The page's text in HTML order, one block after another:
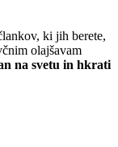
ki jih berete,
olajšavam
na svetu in hkrati